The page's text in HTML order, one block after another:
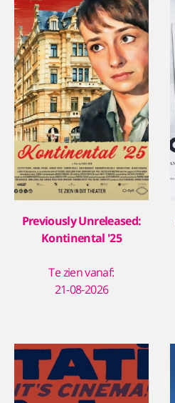
Previously Unreleased:
Kontinental '25
Te zien vanaf:
21-08-2026